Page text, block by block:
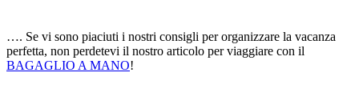
…. Se vi sono piaciuti i nostri consigli per organizzare la vacanza
perfetta, non perdetevi il nostro articolo per viaggiare con il
BAGAGLIO A MANO!